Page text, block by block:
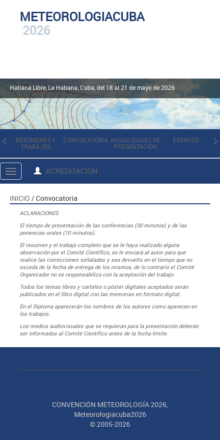
METEOROLOGIACUBA
2026
Habana Libre, La Habana, Cuba, del 18 al 21 de mayo de 2026
RESÚMENES Y
TRABAJOS
CONVOCATORIA MODALIDADES DE
PRESENTACIÓN
EVENTOS
Toggle
navigation
ACREDITACIÓN
INICIO / Convocatoria
ACLARACIONES
El tiempo de presentación de las conferencias (30 minutos) y de las
ponencias orales (10 minutos).
El resumen y el trabajo completo que se le haya realizado alguna
observación por el Comité Científico, se le enviará al autor para que
realice las correcciones señaladas y sea devuelto en el tiempo que no
exceda de la fecha de entrega de los mismos, de lo contrario el Comité
Organizador no se responsabiliza con la aceptación del trabajo.
Todos los temas libres y carteles o póster digitales aceptados serán
publicados en el libro digital con las memorias en formato digital.
En el Diploma aparecerán los nombres de los autores como aparecen en
los trabajos.
Los medios audiovisuales que se requieran para la presentación deberán
ser informados al Comité Científico antes de la fecha límite.
CONVENCIÓN METEOROLOGÍA 2026,
Meteorologiacuba2026
© 2005-2026